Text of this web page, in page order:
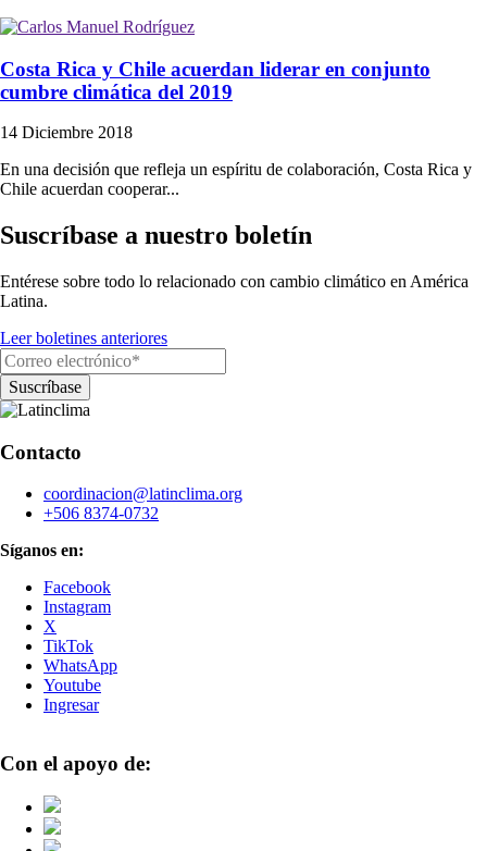
Costa Rica y Chile acuerdan liderar en conjunto
cumbre climática del 2019
14 Diciembre 2018
En una decisión que refleja un espíritu de colaboración, Costa Rica y
Chile acuerdan cooperar...
Suscríbase a nuestro boletín
Entérese sobre todo lo relacionado con cambio climático en América
Latina.
Leer boletines anteriores
Contacto
coordinacion@latinclima.org
+506 8374-0732
Síganos en:
Facebook
Instagram
X
TikTok
WhatsApp
Youtube
Ingresar
Con el apoyo de: